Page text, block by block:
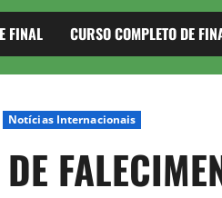
FINAL CURSO COMPLETO DE
Notícias Internacionais